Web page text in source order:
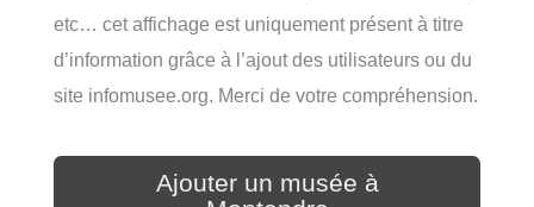
etc… cet affichage est uniquement présent à titre
d’information grâce à l’ajout des utilisateurs ou du
site infomusee.org. Merci de votre compréhension.
Ajouter un musée à